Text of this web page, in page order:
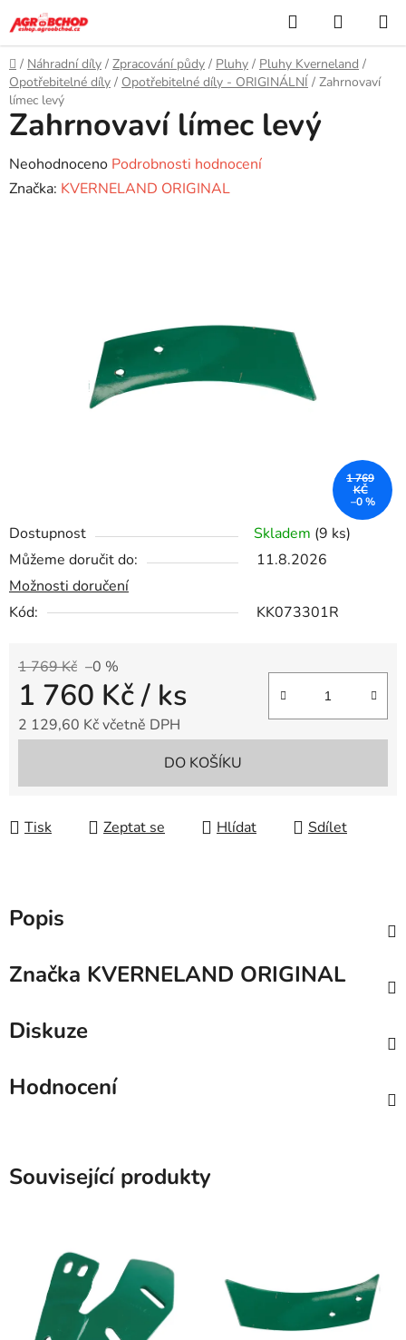
na
obsah
Hledat
KOŠÍK
Domů
/ Náhradní díly / Zpracování půdy / Pluhy / Pluhy Kverneland /
Opotřebitelné díly / Opotřebitelné díly - ORIGINÁLNÍ / Zahrnovaví
límec levý
Dostupnost Skladem (9 ks)
Můžeme doručit do:
11.8.2026
Možnosti doručení
Kód:
KK073301R
1 769 Kč –0 %
1 760 Kč/ ks
2 129,60 Kč včetně DPH
DO KOŠÍKU
Tisk Zeptat se Hlídat Sdílet
Zahrnovaví límec levý
Průměrné
hodnocení
Neohodnoceno Podrobnosti hodnocení
Značka: KVERNELAND ORIGINAL
1 769
KČ
–0 %
Popis
Značka KVERNELAND ORIGINAL
Diskuze
Hodnocení
Související produkty